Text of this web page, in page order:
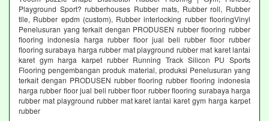
Playground Sport? rubberhouses Rubber mats, Rubber roll, Rubber
tile, Rubber epdm (custom), Rubber interlocking rubber flooringVinyl
Penelusuran yang terkait dengan PRODUSEN rubber flooring rubber
flooring indonesia harga rubber floor jual beli rubber floor rubber
flooring surabaya harga rubber mat playground rubber mat karet lantai
karet gym harga karpet rubber Running Track Silicon PU Sports
Flooring pengembangan produk material, produksi Penelusuran yang
terkait dengan PRODUSEN rubber flooring rubber flooring indonesia
harga rubber floor jual beli rubber floor rubber flooring surabaya harga
rubber mat playground rubber mat karet lantai karet gym harga karpet
rubber